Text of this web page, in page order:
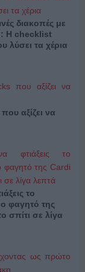
διακοπές με
Η checklist
λύσει τα χέρια
αξίζει να
το
φαγητό της
σπίτι σε λίγα